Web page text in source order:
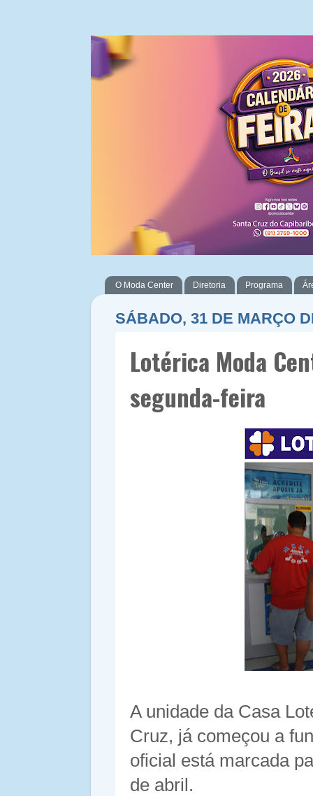
O Moda Center Diretoria Programa
SÁBADO, 31 DE MARÇO
Lotérica Moda
segunda-feira
A unidade da Casa
Cruz, já começou a
oficial está marcada
de abril.